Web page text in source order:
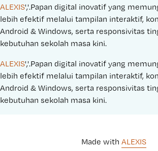
i
c
e
:
a
l
P
r
c
e
:
ALEXIS','.Papan digital inovatif yang
lebih efektif melalui tampilan interaktif,
Android & Windows, serta responsivitas
kebutuhan sekolah masa kini.
ALEXIS','.Papan digital inovatif yang
lebih efektif melalui tampilan interaktif,
Android & Windows, serta responsivitas
kebutuhan sekolah masa kini.
Made with ALEXIS